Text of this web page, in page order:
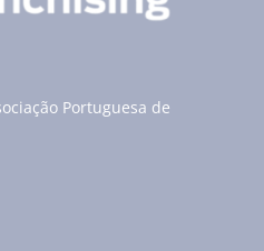
Portuguesa de